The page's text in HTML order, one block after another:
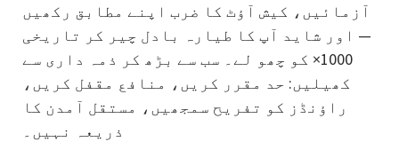
آزمائیں، کیش آؤٹ کا ضرب اپنے مطابق رکھیں
— اور شاید آپ کا طیارہ بادل چیر کر تاریخی
1000× کو چھو لے۔ سب سے بڑھ کر ذمہ داری سے
کھیلیں: حد مقرر کریں، منافع مقفل کریں،
راؤنڈز کو تفریح سمجھیں، مستقل آمدن کا
ذریعہ نہیں۔